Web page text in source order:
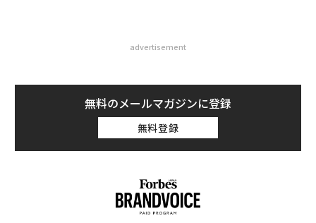
advertisement
無料のメールマガジンに登録
無料登録